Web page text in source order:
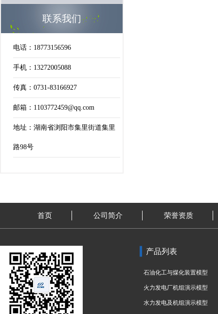
联系我们
电话：18773156596
手机：13272005088
传真：0731-83166927
邮箱：1103772459@qq.com
地址：湖南省浏阳市集里街道集里
路98号
首页 公司简介 荣誉资质
产品列表
石油化工与煤化装置模型
火力发电厂机组演示模型
水力发电及机组演示模型